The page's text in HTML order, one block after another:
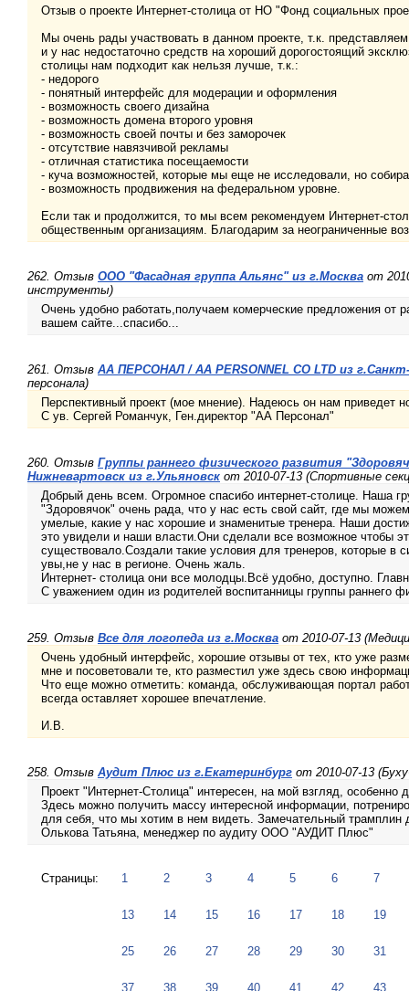
Отзыв о проекте Интернет-столица от НО "Фонд социальных
Мы очень рады участвовать в данном проекте, т.к.
и у нас недостаточно средств на хороший дорогостоящий
столицы нам подходит как нельзя лучше, т.к.:
- недорого
- понятный интерфейс для модерации и оформления
- возможность своего дизайна
- возможность домена второго уровня
- возможность своей почты и без заморочек
- отсутствие навязчивой рекламы
- отличная статистика посещаемости
- куча возможностей, которые мы еще не исследовали, но
- возможность продвижения на федеральном уровне.
Если так и продолжится, то мы всем рекомендуем Интернет-
общественным организациям. Благодарим за неограниченные
262. Отзыв ООО "Фасадная группа Альянс" из г.Москва от
инструменты)
Очень удобно работать,получаем комерческие предложения от
вашем сайте...спасибо...
261. Отзыв АА ПЕРСОНАЛ / AA PERSONNEL CO LTD из
персонала)
Перспективный проект (мое мнение). Надеюсь он нам приведет
С ув. Сергей Романчук, Ген.директор "АА Персонал"
260. Отзыв Группы раннего физического развития
Нижневартовск из г.Ульяновск от 2010-07-13 (Спортивные
Добрый день всем. Огромное спасибо интернет-столице. Наша
"Здоровячок" очень рада, что у нас есть свой сайт, где мы
умелые, какие у нас хорошие и знаменитые тренера. Наши
это увидели и наши власти.Они сделали все возможное чтобы
существовало.Создали такие условия для тренеров, которые в
увы,не у нас в регионе. Очень жаль.
Интернет- столица они все молодцы.Всё удобно, доступно.
С уважением один из родителей воспитанницы группы раннего
259. Отзыв Все для логопеда из г.Москва от 2010-07-13
Очень удобный интерфейс, хорошие отзывы от тех, кто уже
мне и посоветовали те, кто разместил уже здесь свою
Что еще можно отметить: команда, обслуживающая портал
всегда оставляет хорошее впечатление.
И.В.
258. Отзыв Аудит Плюс из г.Екатеринбург от 2010-07-13
Проект "Интернет-Столица" интересен, на мой взгляд,
Здесь можно получить массу интересной информации,
для себя, что мы хотим в нем видеть. Замечательный
Олькова Татьяна, менеджер по аудиту ООО "АУДИТ Плюс"
Страницы: 1 2 3 4 5 6 7
13 14 15 16 17 18 19
25 26 27 28 29 30 31
37 38 39 40 41 42 43